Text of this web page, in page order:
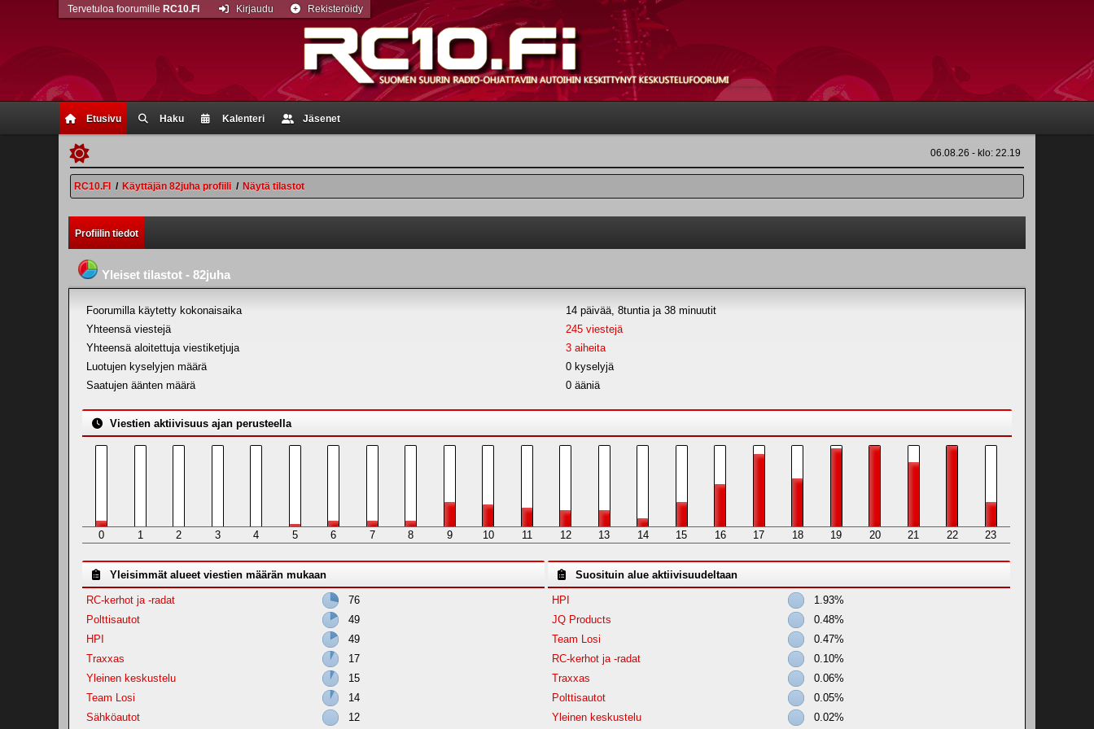
Etusivu Haku Kalenteri Jäsenet
Tervetuloa foorumille RC10.FI Kirjaudu Rekisteröidy
06.08.26 - klo: 22.19
RC10.FI / Käyttäjän 82juha profiili / Näytä tilastot
Profiilin tiedot
Yleiset tilastot - 82juha
Foorumilla käytetty kokonaisaika
14 päivää, 8tuntia ja 38 minuutit
Yhteensä viestejä
245 viestejä
Yhteensä aloitettuja viestiketjuja
3 aiheita
Luotujen kyselyjen määrä
0 kyselyjä
Saatujen äänten määrä
0 ääniä
Viestien aktiivisuus ajan perusteella
0 1 2 3 4 5 6 7 8 9 10 11 12 13 14 15 16 17 18 19 20 21 22 23
Yleisimmät alueet viestien määrän mukaan
RC-kerhot ja -radat
76
Polttisautot
49
HPI
49
Traxxas
17
Yleinen keskustelu
15
Team Losi
14
Sähköautot
12
Suosituin alue aktiivisuudeltaan
HPI
1.93%
JQ Products
0.48%
Team Losi
0.47%
RC-kerhot ja -radat
0.10%
Traxxas
0.06%
Polttisautot
0.05%
Yleinen keskustelu
0.02%